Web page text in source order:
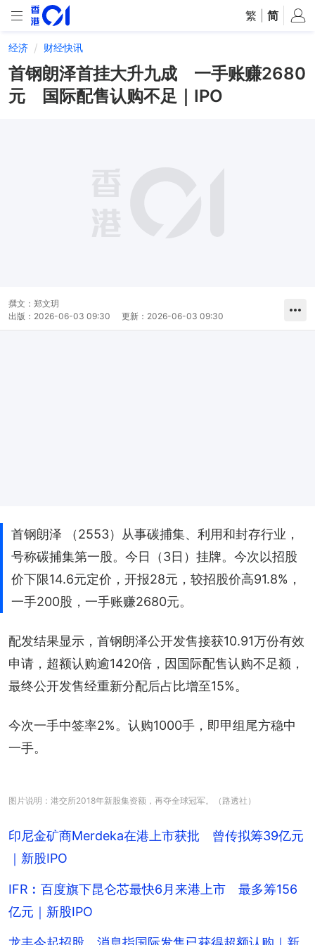
繁 简
经济 财经快讯
首钢朗泽首挂大升九成 一手账赚2680
元 国际配售认购不足｜IPO
撰文： 郑文玥
出版： 2026-06-03 09:30 更新： 2026-06-03 09:30
首钢朗泽 （2553）从事碳捕集、利用和封存行业，
号称碳捕集第一股。今日（3日）挂牌。今次以招股
价下限14.6元定价，开报28元，较招股价高91.8%，
一手200股，一手账赚2680元。
配发结果显示，首钢朗泽公开发售接获10.91万份有效
申请，超额认购逾1420倍，因国际配售认购不足额，
最终公开发售经重新分配后占比增至15%。
今次一手中签率2%。认购1000手，即甲组尾方稳中
一手。
图片说明：港交所2018年新股集资额，再夺全球冠军。（路透社）
印尼金矿商Merdeka在港上市获批 曾传拟筹39亿元
｜新股IPO
IFR︰百度旗下昆仑芯最快6月来港上市 最多筹156
亿元｜新股IPO